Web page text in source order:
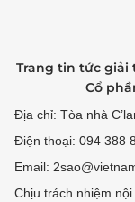
Trang tin tức giải
Cổ
Địa chỉ: Tòa nhà
Điện thoại: 094 388
Email:
Chịu trách nhiệm